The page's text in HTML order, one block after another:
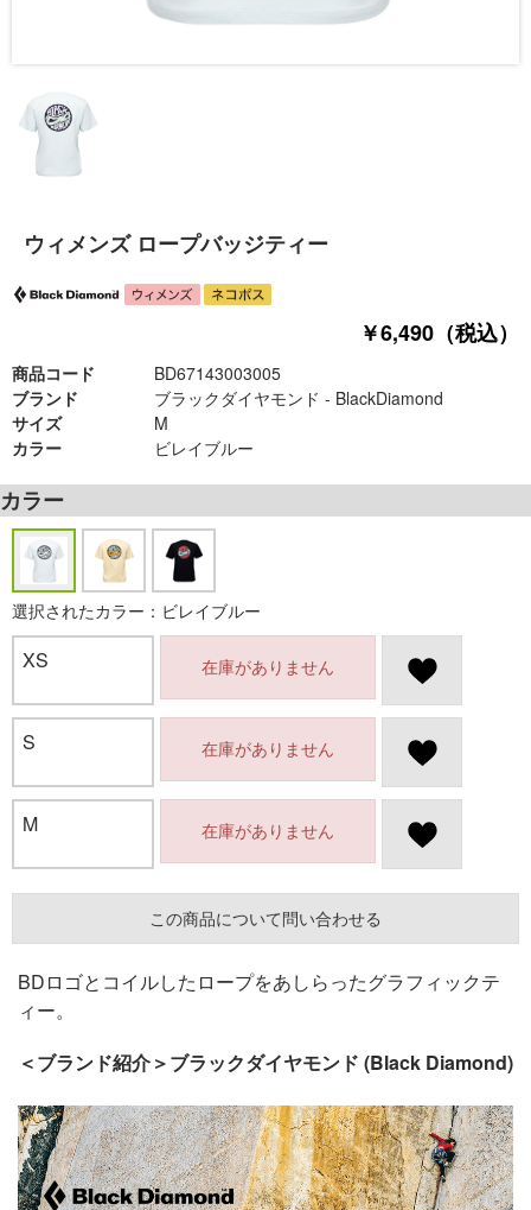
ウィメンズ ロープバッジティー
￥6,490（税込）
商品コード
BD67143003005
ブランド
ブラックダイヤモンド - BlackDiamond
サイズ
M
カラー
ビレイブルー
カラー
選択されたカラー：ビレイブルー
XS 在庫がありません
S 在庫がありません
M 在庫がありません
この商品について問い合わせる
BDロゴとコイルしたロープをあしらったグラフィックテ
ィー。
＜ブランド紹介＞ブラックダイヤモンド (Black Diamond)